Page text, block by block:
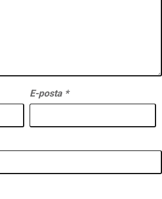
E-posta *